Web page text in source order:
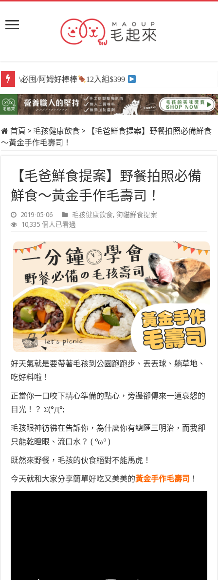
\獨家/原肉嫩鮮食 任選買6送3
首頁 > 毛孩健康飲食 >
【毛爸鮮食提案】野餐拍照必備鮮食
～黃金手作毛壽司！
【毛爸鮮食提案】野餐拍照必備
鮮食～黃金手作毛壽司！
2019-05-06 毛孩健康飲食,狗貓鮮食提案
10,335 個人已看過
好天氣就是要帶著毛孩到公園跑跑步、丟丟球、躺草地、
吃好料啦！
正當你一口咬下精心準備的點心，旁邊卻傳來一道哀怨的
目光！？ Σ(°Д°;
毛孩眼神彷彿在告訴你，為什麼你有總匯三明治，而我卻
只能乾瞪眼、流口水？ ( ºωº )
既然來野餐，毛孩的伙食絕對不能馬虎！
今天就和大家分享簡單好吃又美美的黃金手作毛壽司 ！